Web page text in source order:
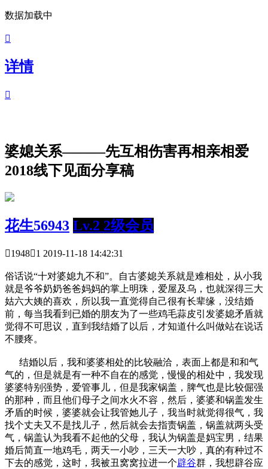
数据加载中

详情

婆媳关系———先互相伤害再相亲相爱
2018线下见面分享稿
花生56943 Lv.2 2级会员
19481 2019-11-18 14:42:31
俗话说“十对婆媳九不和”。自古婆媳关系就是难相处，从小我
就是爷爷奶奶爸爸妈妈的掌上明珠，爱屋及乌，也就深得三大
姑六大姨的喜欢，所以我一直觉得自己很有长辈缘，没结婚
前，每当我看到已婚的朋友为了一些鸡毛蒜皮引发婆媳矛盾就
觉得不可思议，直到我结婚了以后，才知道什么叫做站在说话
不腰疼。
结婚以后，我和婆婆相处的比较融洽，表面上都是和和气
气的，但是就是有一种不自在的感觉，慢慢的相处中，我发现
婆婆特别强势，爱管事儿，但是我家锅盖，脾气也是比较倔强
的那种，而且他们母子之间水火不容，然后，婆婆和锅盖发生
矛盾的时候，婆婆就会让我管她儿子，我当时就觉得很气，我
找个丈夫又不是找儿子，然后就会去指责锅盖，锅盖就两头受
气，锅盖认为我看不起他的父母，我认为锅盖是妈宝男，结果
婚后简直一地鸡毛，两天一小吵，三天一大吵，真的有种过不
下去的感觉，这时，我被丑窝窝拉进一个辟谷群，我想辟谷应